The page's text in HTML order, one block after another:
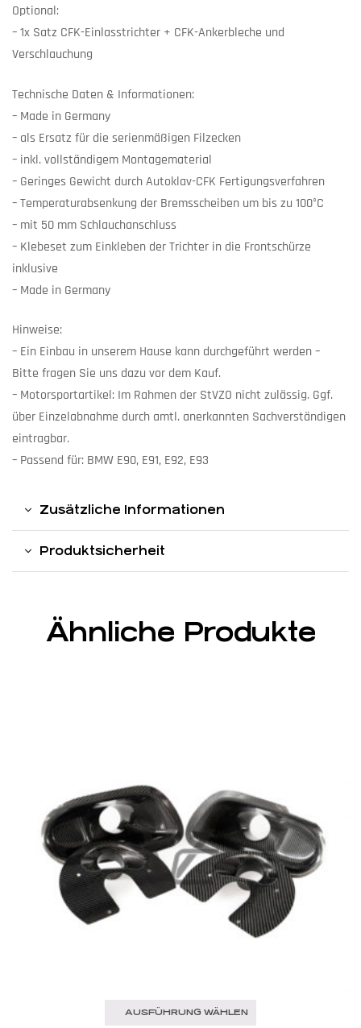
Optional:
– 1x Satz CFK-Einlasstrichter + CFK-Ankerbleche und
Verschlauchung
Technische Daten & Informationen:
– Made in Germany
– als Ersatz für die serienmäßigen Filzecken
– inkl. vollständigem Montagematerial
– Geringes Gewicht durch Autoklav-CFK Fertigungsverfahren
– Temperaturabsenkung der Bremsscheiben um bis zu 100°C
– mit 50 mm Schlauchanschluss
– Klebeset zum Einkleben der Trichter in die Frontschürze
inklusive
– Made in Germany
Hinweise:
– Ein Einbau in unserem Hause kann durchgeführt werden –
Bitte fragen Sie uns dazu vor dem Kauf.
– Motorsportartikel: Im Rahmen der StVZO nicht zulässig. Ggf.
über Einzelabnahme durch amtl. anerkannten Sachverständigen
eintragbar.
– Passend für: BMW E90, E91, E92, E93
Zusätzliche Informationen
Produktsicherheit
Ähnliche Produkte
AUSFÜHRUNG WÄHLEN